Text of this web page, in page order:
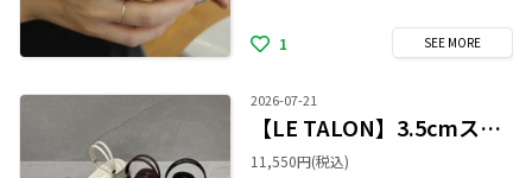
1 SEE MORE
2026-07-21
【LE TALON】3.5cmスクエア2WAYサンダル
11,550円(税込)